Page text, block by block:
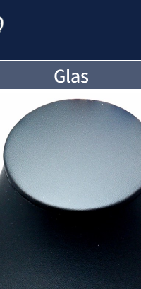
Glas